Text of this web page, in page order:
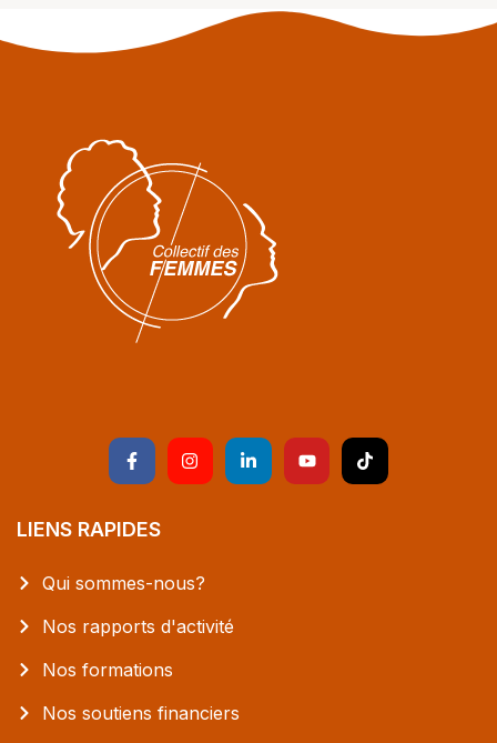
LIENS RAPIDES
Qui sommes-nous?
Nos rapports d'activité
Nos formations
Nos soutiens financiers